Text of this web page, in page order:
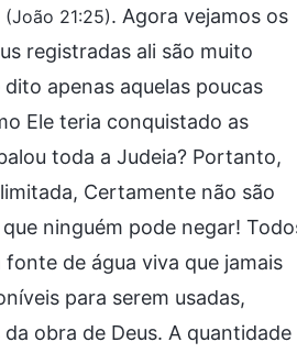
(João 21:25). Agora vejamos os
registradas ali são muito
apenas aquelas poucas
Ele teria conquistado as
toda a Judeia? Portanto,
Certamente não são
ninguém pode negar!
de água viva que jamais
para serem usadas,
obra de Deus. A quantidade